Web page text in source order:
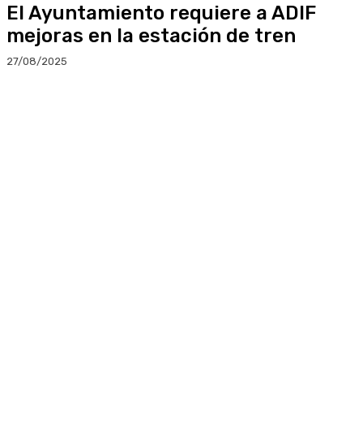
El Ayuntamiento requiere a ADIF
mejoras en la estación de tren
27/08/2025